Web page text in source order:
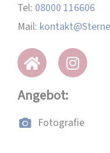
Tel: 08000 116606
Mail:
Angebot:
Fotografie